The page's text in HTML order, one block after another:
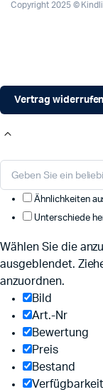
Copyright 2025 ©
Vertrag widerrufen
Ähnlichkeiten
Unterschiede
Wählen Sie die
ausgeblendet.
anzuordnen.
Bild
Art.-Nr
Bewertung
Preis
Bestand
Verfügbarkeit